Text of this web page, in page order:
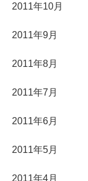
2011年10月
2011年9月
2011年8月
2011年7月
2011年6月
2011年5月
2011年4月